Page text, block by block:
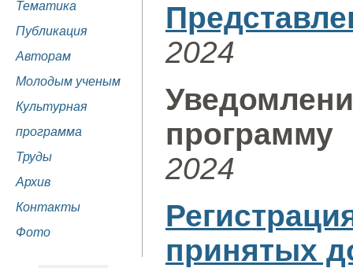
Тематика
Публикация
Авторам
Молодым ученым
Культурная
программа
Труды
Архив
Контакты
Фото
2024
2024
принятых